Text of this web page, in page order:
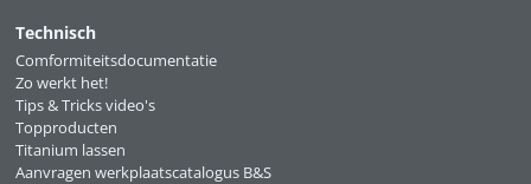
Technisch
Comformiteitsdocumentatie
Zo werkt het!
Tips & Tricks video's
Topproducten
Titanium lassen
Aanvragen werkplaatscatalogus B&S